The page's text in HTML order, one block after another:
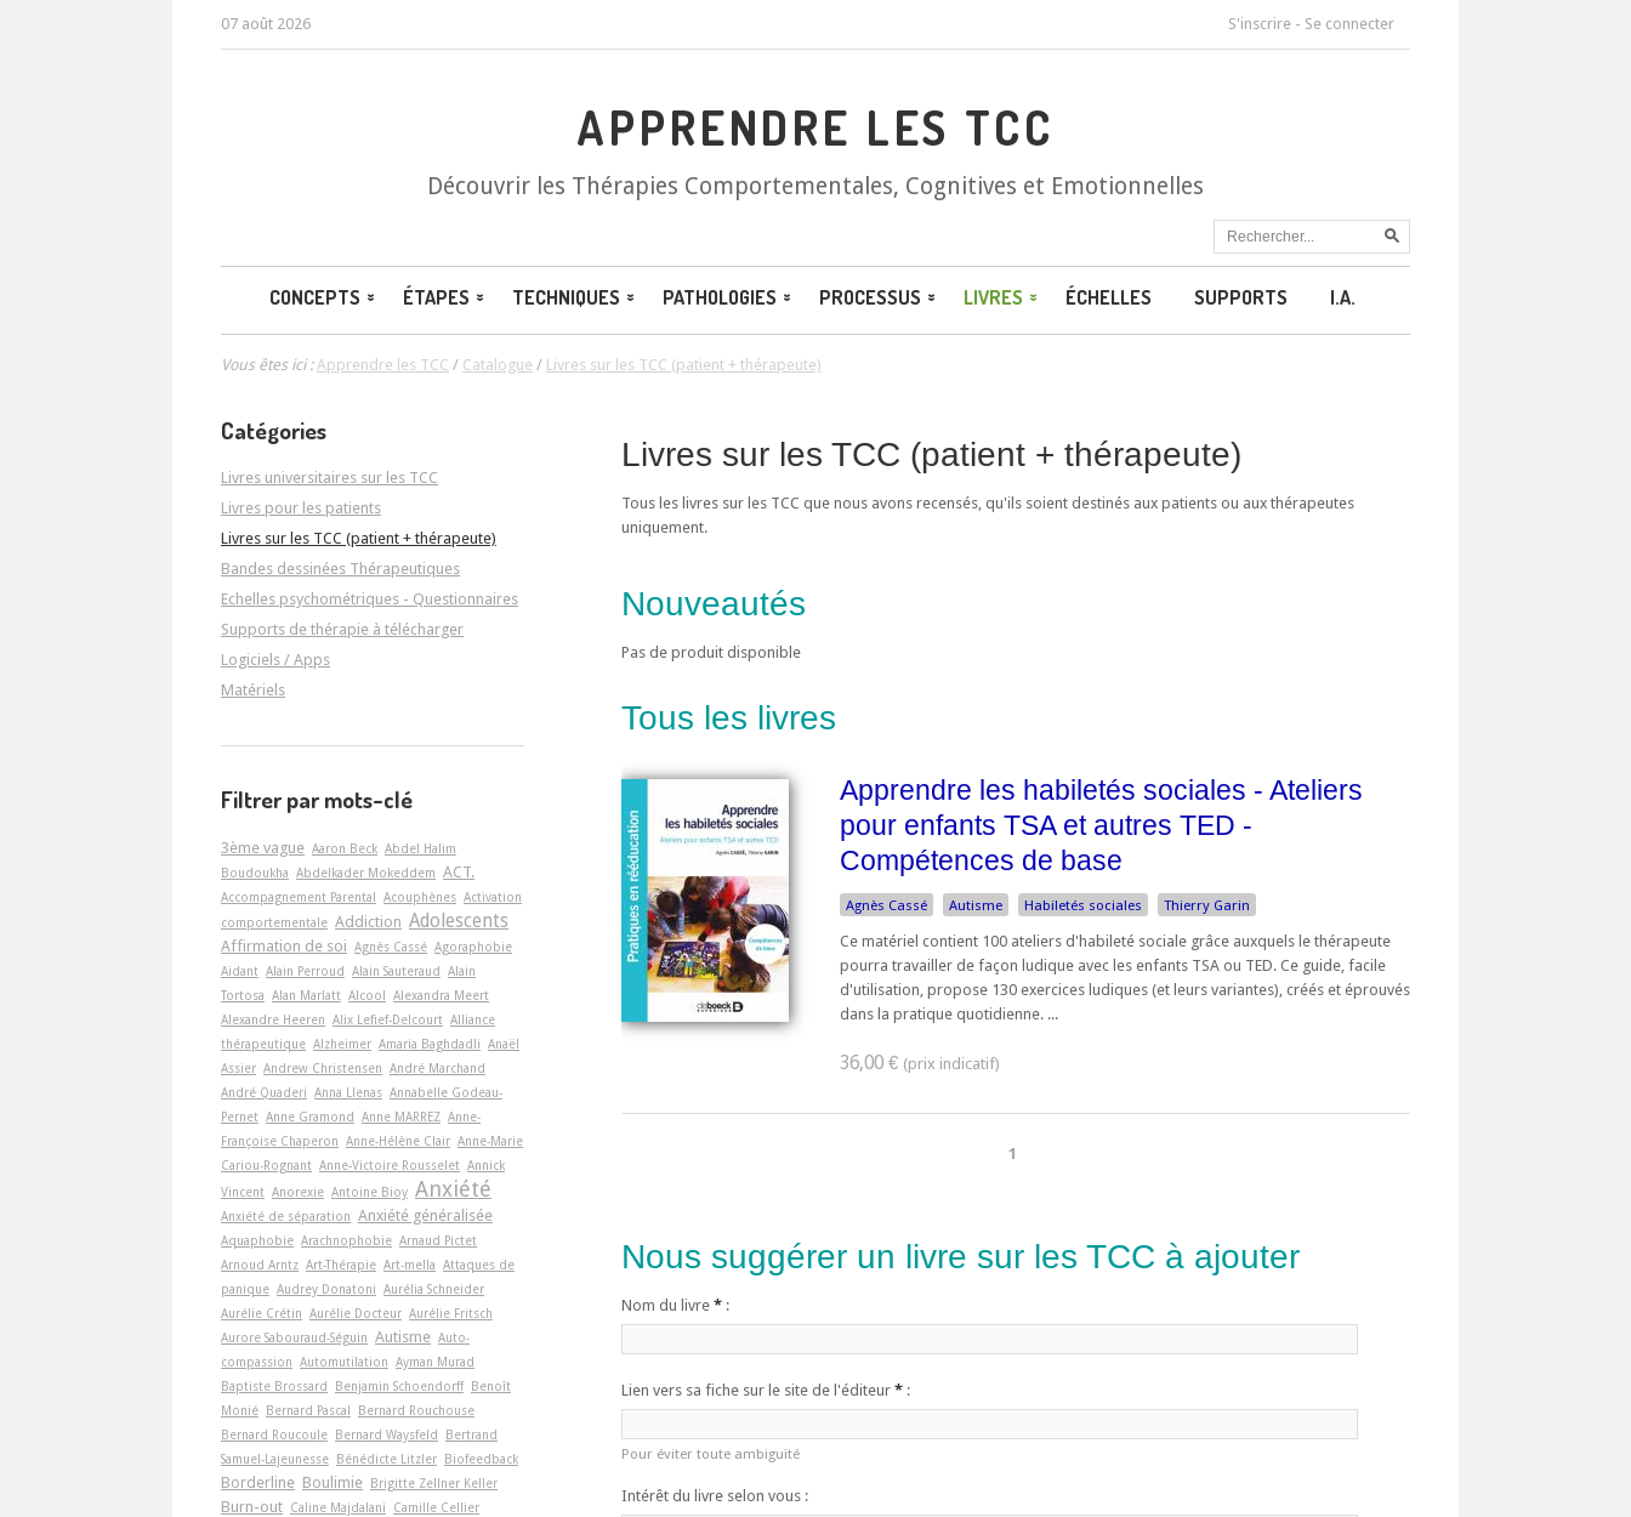
07 août 2026 S'inscrire - Se connecter
APPRENDRE LES TCC
Découvrir les Thérapies Comportementales, Cognitives et Emotionnelles
CONCEPTS ÉTAPES TECHNIQUES PATHOLOGIES PROCESSUS LIVRES ÉCHELLES SUPPORTS I.A.
Vous êtes ici :Apprendre les TCC / Catalogue / Livres sur les TCC (patient + thérapeute)
Livres sur les TCC (patient + thérapeute)
Tous les livres sur les TCC que nous avons recensés, qu'ils soient destinés aux patients ou aux thérapeutes
uniquement.
Nouveautés
Pas de produit disponible
Tous les livres
Apprendre les habiletés sociales - Ateliers
pour enfants TSA et autres TED -
Compétences de base
Agnès Cassé Autisme Habiletés sociales Thierry Garin
Ce matériel contient 100 ateliers d'habileté sociale grâce auxquels le thérapeute
pourra travailler de façon ludique avec les enfants TSA ou TED. Ce guide, facile
d'utilisation, propose 130 exercices ludiques (et leurs variantes), créés et éprouvés
dans la pratique quotidienne. ...
36,00 €
1
Nous suggérer un livre sur les TCC à ajouter
Nom du livre * :
Lien vers sa fiche sur le site de l'éditeur * :
Pour éviter toute ambiguïté
Intérêt du livre selon vous :
Catégories
Livres universitaires sur les TCC
Livres pour les patients
Livres sur les TCC (patient + thérapeute)
Bandes dessinées Thérapeutiques
Echelles psychométriques - Questionnaires
Supports de thérapie à télécharger
Logiciels / Apps
Matériels
Filtrer par mots-clé
3ème vague Aaron Beck Abdel Halim
Boudoukha Abdelkader Mokeddem ACT.
Accompagnement Parental Acouphènes Activation
comportementale Addiction Adolescents
Affirmation de soi Agnès Cassé Agoraphobie
Aidant Alain Perroud Alain Sauteraud Alain
Tortosa Alan Marlatt Alcool Alexandra Meert
Alexandre Heeren Alix Lefief-Delcourt Alliance
thérapeutique Alzheimer Amaria Baghdadli Anaël
Assier Andrew Christensen André Marchand
André Quaderi Anna Llenas Annabelle Godeau-
Pernet Anne Gramond Anne MARREZ Anne-
Françoise Chaperon Anne-Hélène Clair Anne-Marie
Cariou-Rognant Anne-Victoire Rousselet Annick
Vincent Anorexie Antoine Bioy Anxiété
Anxiété de séparation Anxiété généralisée
Aquaphobie Arachnophobie Arnaud Pictet
Arnoud Arntz Art-Thérapie Art-­mella Attaques de
panique Audrey Donatoni Aurélia Schneider
Aurélie Crétin Aurélie Docteur Aurélie Fritsch
Aurore Sabouraud-Séguin Autisme Auto-
compassion Automutilation Ayman Murad
Baptiste Brossard
Benjamin Schoendorff Benoît
Monié Bernard Pascal
Bernard Rouchouse
Bernard Roucoule Bernard Waysfeld
Bertrand
Samuel-Lajeunesse Bénédicte Litzler Biofeedback
Borderline Boulimie Brigitte Zellner Keller
Burn-out Caline Majdalani
Camille Cellier